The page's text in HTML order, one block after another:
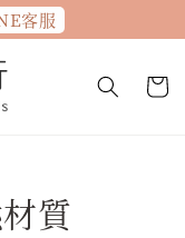
客服
質